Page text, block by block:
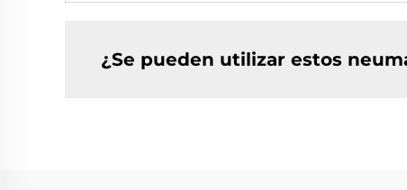
¿Se pueden utilizar estos